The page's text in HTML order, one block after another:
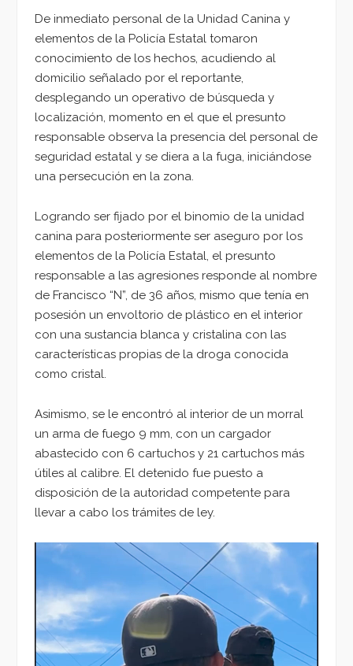
De inmediato personal de la Unidad Canina y
elementos de la Policía Estatal tomaron
conocimiento de los hechos, acudiendo al
domicilio señalado por el reportante,
desplegando un operativo de búsqueda y
localización, momento en el que el presunto
responsable observa la presencia del personal de
seguridad estatal y se diera a la fuga, iniciándose
una persecución en la zona.
Logrando ser fijado por el binomio de la unidad
canina para posteriormente ser aseguro por los
elementos de la Policía Estatal, el presunto
responsable a las agresiones responde al nombre
de Francisco “N”, de 36 años, mismo que tenía en
posesión un envoltorio de plástico en el interior
con una sustancia blanca y cristalina con las
características propias de la droga conocida
como cristal.
Asimismo, se le encontró al interior de un morral
un arma de fuego 9 mm, con un cargador
abastecido con 6 cartuchos y 21 cartuchos más
útiles al calibre. El detenido fue puesto a
disposición de la autoridad competente para
llevar a cabo los trámites de ley.
Reproductor
vídeo